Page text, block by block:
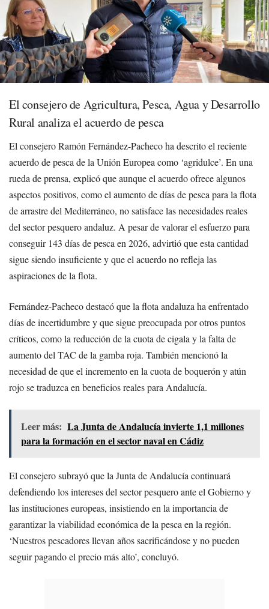
El consejero de Agricultura, Pesca, Agua y Desarrollo
Rural analiza el acuerdo de pesca
El consejero Ramón Fernández-Pacheco ha descrito el reciente
acuerdo de pesca de la Unión Europea como ‘agridulce’. En una
rueda de prensa, explicó que aunque el acuerdo ofrece algunos
aspectos positivos, como el aumento de días de pesca para la flota
de arrastre del Mediterráneo, no satisface las necesidades reales
del sector pesquero andaluz. A pesar de valorar el esfuerzo para
conseguir 143 días de pesca en 2026, advirtió que esta cantidad
sigue siendo insuficiente y que el acuerdo no refleja las
aspiraciones de la flota.
Fernández-Pacheco destacó que la flota andaluza ha enfrentado
días de incertidumbre y que sigue preocupada por otros puntos
críticos, como la reducción de la cuota de cigala y la falta de
aumento del TAC de la gamba roja. También mencionó la
necesidad de que el incremento en la cuota de boquerón y atún
rojo se traduzca en beneficios reales para Andalucía.
Leer más: La Junta de Andalucía invierte 1,1 millones
para la formación en el sector naval en Cádiz
El consejero subrayó que la Junta de Andalucía continuará
defendiendo los intereses del sector pesquero ante el Gobierno y
las instituciones europeas, insistiendo en la importancia de
garantizar la viabilidad económica de la pesca en la región.
‘Nuestros pescadores llevan años sacrificándose y no pueden
seguir pagando el precio más alto’, concluyó.